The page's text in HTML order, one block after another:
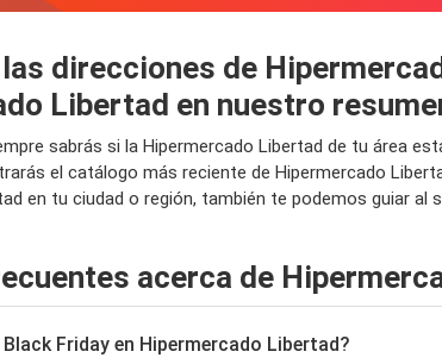
direcciones de
Libertad en nuestro
sabrás si la Hipermercado Libertad de tu área
el catálogo más reciente de Hipermercado
en tu ciudad o región, también te podemos guiar al
acerca de
Friday en Hipermercado Libertad?